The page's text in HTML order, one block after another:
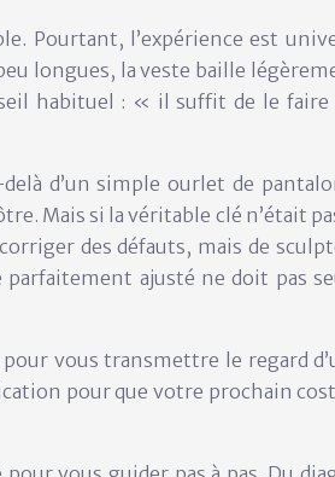
Pourtant, l’expérience est
longues, la veste baille
habituel : « il suffit de le
d’un simple ourlet de
Mais si la véritable clé
des défauts, mais de
parfaitement ajusté ne doit pas
vous transmettre le regard
pour que votre prochain